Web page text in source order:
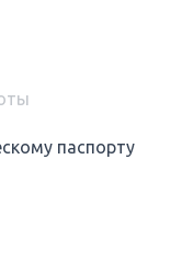
паспорту